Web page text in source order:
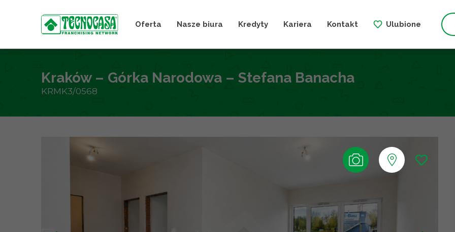
Oferta Nasze biura Kredyty Kariera Kontakt Ulubione
Kraków – Górka Narodowa – Stefana Banacha
KRMK3/0568